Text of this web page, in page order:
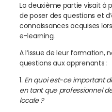
La deuxième partie visait à
de poser des questions et
connaissances acquises
e-learning.
A l’issue de leur formation,
questions aux apprenants :
1. En quoi est-ce important
en tant que professionnel
locale ?